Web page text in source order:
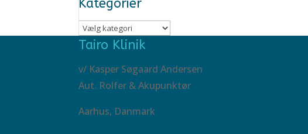
Kategorier
Kategorier
Tairo Klinik
v/ Kasper Søgaard Andersen
Aut. Rolfer & Akupunktør
Aarhus, Danmark